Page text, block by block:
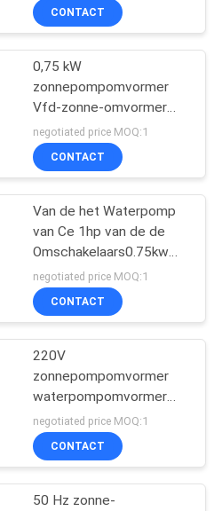
23
CONTACT
0,75 kW
zonnepompomvormer
Vfd-zonne-omvormer
met meerdere uitgangen
negotiated price MOQ:1
CONTACT
Van de het Waterpomp
van Ce 1hp van de de
Omschakelaars0.75kw
Wisselstroom
Omschakelaarsac Gezet
Type
negotiated price MOQ:1
CONTACT
220V
zonnepompomvormer
waterpompomvormer
geschikt voor irrigatie
negotiated price MOQ:1
CONTACT
50 Hz zonne-